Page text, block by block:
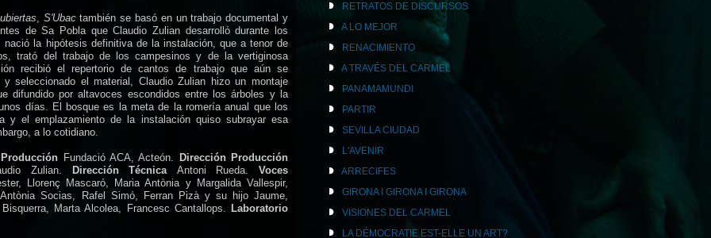
, S'Ubactambién se basó en un trabajo documental y
de Sa Pobla que Claudio Zulian desarrolló durante los
la hipótesis definitiva de la instalación, que a tenor de
trató del trabajo de los campesinos y de la vertiginosa
recibió el repertorio de cantos de trabajo que aún se
seleccionado el material, Claudio Zulian hizo un montaje
difundido por altavoces escondidos entre los árboles y la
días. El bosque es la meta de la romería anual que los
y el emplazamiento de la instalación quiso subrayar esa
a lo cotidiano.
Producción Fundació ACA, Acteón.
Dirección Producción
Zulian.
Dirección TécnicaAntoni Rueda.Voces
Llorenç Mascaró, Maria Antònia y Margalida Vallespir,
Socias, Rafel Simó, Ferran Pizà y su hijo Jaume,
Marta Alcolea, Francesc Cantallops. Laboratorio
RETRATOS DE DISCURSOS
A LO MEJOR
RENACIMIENTO
A TRAVÉS DEL CARMEL
PANAMAMUNDI
PARTIR
SEVILLA CIUDAD
L'AVENIR
ARRECIFES
GIRONA I GIRONA I GIRONA
VISIONES DEL CARMEL
LA DÉMOCRATIE EST-ELLE UN ART?